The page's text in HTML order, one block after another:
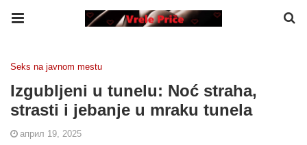
Seks na javnom mestu
Izgubljeni u tunelu: Noć straha,
strasti i jebanje u mraku tunela
април 19, 2025